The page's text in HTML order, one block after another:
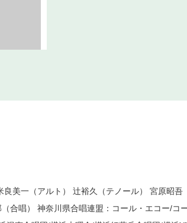
美一（アルト） 辻裕久（テノール） 宮原昭
合唱） 神奈川県合唱連盟：コール・エコー/